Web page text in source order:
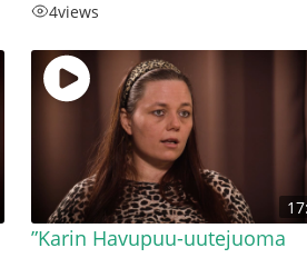
4views
”Karin Havupuu-uutejuoma